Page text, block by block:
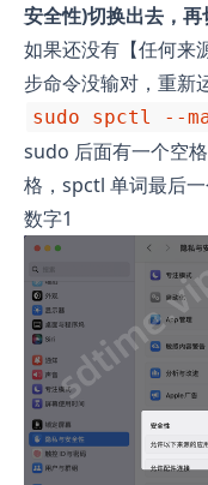
安全性)切换出去，
如果还没有【任何来
步命令没输对，重新
sudo spctl --
sudo 后面有一个空
格，spctl 单词最后
数字1